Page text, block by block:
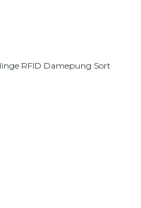
RFID Damepung Sort